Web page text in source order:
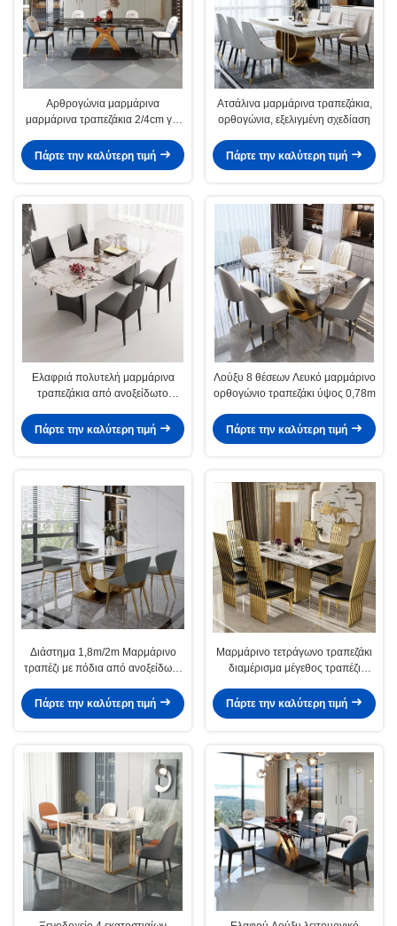
Αρθρογώνια μαρμάρινα
μαρμάρινα τραπεζάκια 2/4cm για
Πάρτε την καλύτερη τιμή
Ατσάλινα μαρμάρινα τραπεζάκια,
ορθογώνια, εξελιγμένη σχεδίαση
Πάρτε την καλύτερη τιμή
Ελαφριά πολυτελή μαρμάρινα
τραπεζάκια από ανοξείδωτο
Πάρτε την καλύτερη τιμή
Λούξυ 8 θέσεων Λευκό μαρμάρινο
ορθογώνιο τραπεζάκι ύψος 0,78m
Πάρτε την καλύτερη τιμή
Διάστημα 1,8m/2m Μαρμάρινο
τραπέζι με πόδια από ανοξείδωτο
Πάρτε την καλύτερη τιμή
Μαρμάρινο τετράγωνο τραπεζάκι
διαμέρισμα μέγεθος τραπέζι
Πάρτε την καλύτερη τιμή